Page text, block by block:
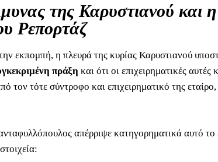
της Καρυστιανού και η
Ρεπορτάζ
εκπομπή, η πλευρά της κυρίας Καρυστιανού
πράξη και ότι οι επιχειρηματικές αυτές
τον τότε σύντροφο και επιχειρηματικό της εταίρο,
απέρριψε κατηγορηματικά αυτό το